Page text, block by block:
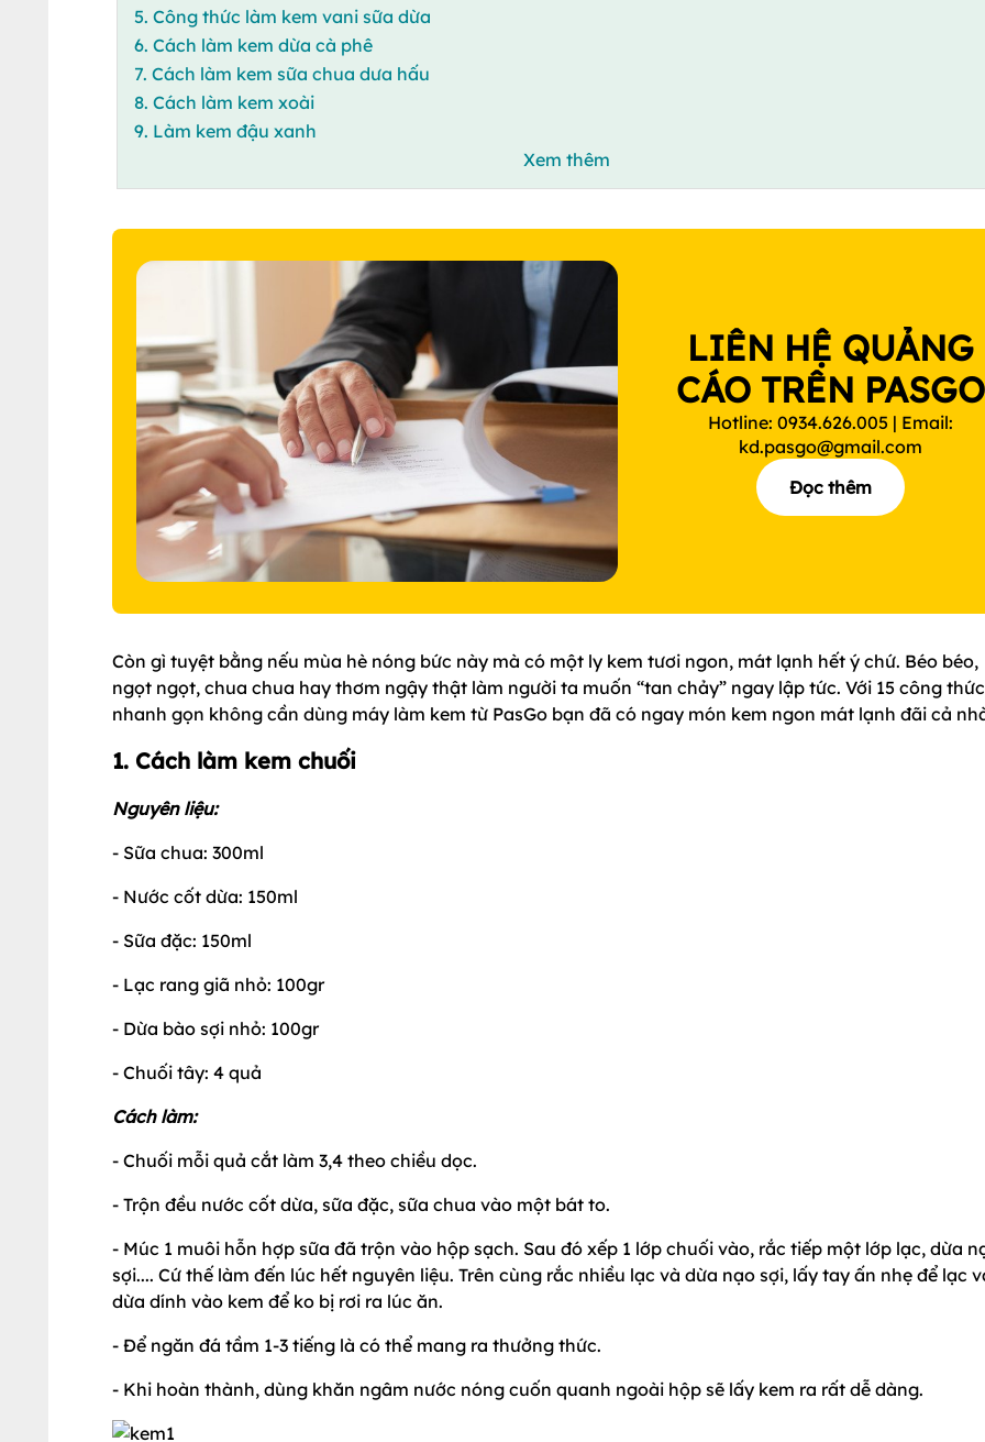
5. Công thức làm kem vani sữa dừa
6. Cách làm kem dừa cà phê
7. Cách làm kem sữa chua dưa hấu
8. Cách làm kem xoài
9. Làm kem đậu xanh
Xem thêm
LIÊN HỆ QUẢNG
CÁO TRÊN PASGO
Hotline: 0934.626.005 | Email:
kd.pasgo@gmail.com
Đọc thêm
Còn gì tuyệt bằng nếu mùa hè nóng bức này mà có một ly kem tươi ngon, mát lạnh hết ý chứ. Béo béo,
ngọt ngọt, chua chua hay thơm ngậy thật làm người ta muốn “tan chảy” ngay lập tức. Với 15 công thức
nhanh gọn không cần dùng máy làm kem từ PasGo bạn đã có ngay món kem ngon mát lạnh đãi cả
1. Cách làm kem chuối
Nguyên liệu:
- Sữa chua: 300ml
- Nước cốt dừa: 150ml
- Sữa đặc: 150ml
- Lạc rang giã nhỏ: 100gr
- Dừa bào sợi nhỏ: 100gr
- Chuối tây: 4 quả
Cách làm:
- Chuối mỗi quả cắt làm 3,4 theo chiều dọc.
- Trộn đều nước cốt dừa, sữa đặc, sữa chua vào một bát to.
- Múc 1 muôi hỗn hợp sữa đã trộn vào hộp sạch. Sau đó xếp 1 lớp chuối vào, rắc tiếp một lớp lạc, dừa
sợi.... Cứ thế làm đến lúc hết nguyên liệu. Trên cùng rắc nhiều lạc và dừa nạo sợi, lấy tay ấn nhẹ để lạc
dừa dính vào kem để ko bị rơi ra lúc ăn.
- Để ngăn đá tầm 1-3 tiếng là có thể mang ra thưởng thức.
- Khi hoàn thành, dùng khăn ngâm nước nóng cuốn quanh ngoài hộp sẽ lấy kem ra rất dễ dàng.